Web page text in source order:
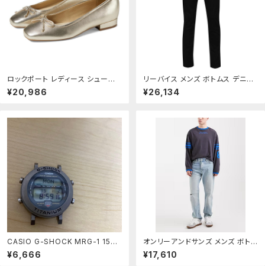
ロックポート レディース シューズ
ブーツ・レインブーツ Rockport S
adie Gold Leather ゴールド
¥20,986
リーバイス メンズ ボトムス デニム
パンツ スリムフィット ジーンズ Le
vis 511 Slim Fit Jeans Nightsh
¥26,134
CASIO G-SHOCK MRG-1 1556
-MRG-1
¥6,666
オンリーアンドサンズ メンズ ボトム
ス デニムパンツ ジーンズ ONLY S
ONS Edge straight fit jeans i
¥17,610